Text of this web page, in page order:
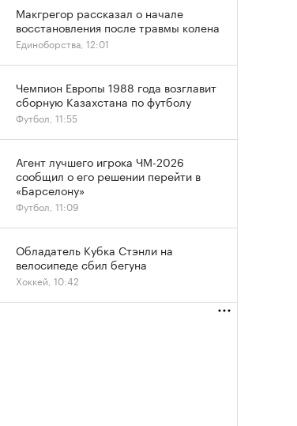
Макгрегор рассказал о начале
восстановления после травмы колена
Единоборства, 12:01
Чемпион Европы 1988 года возглавит
сборную Казахстана по футболу
Футбол, 11:55
Агент лучшего игрока ЧМ-2026
сообщил о его решении перейти в
«Барселону»
Футбол, 11:09
Обладатель Кубка Стэнли на
велосипеде сбил бегуна
Хоккей, 10:42